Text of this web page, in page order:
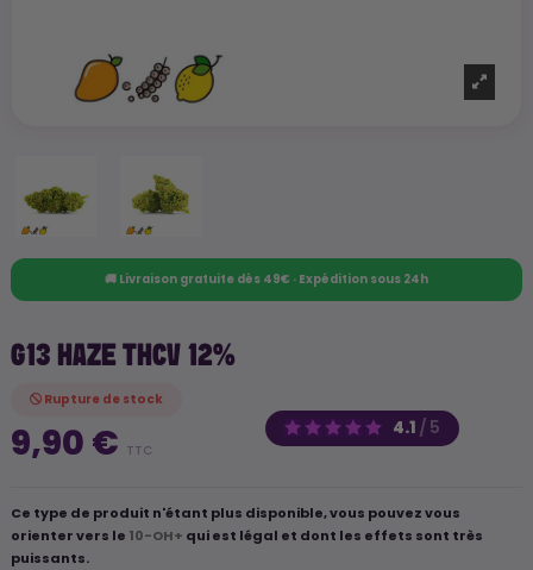
🚚 Livraison gratuite dès 49€ · Expédition sous 24h
G13 HAZE THCV 12%
4.1 / 5
Rupture de stock
9,90 € TTC
Ce type de produit n'étant plus disponible, vous pouvez vous
orienter vers le 10-OH+ qui est légal et dont les effets sont très
puissants.